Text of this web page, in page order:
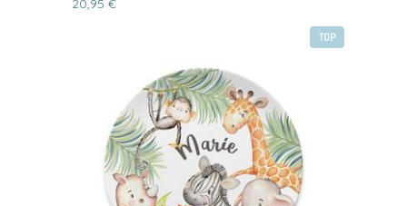
20,95 €
TOP